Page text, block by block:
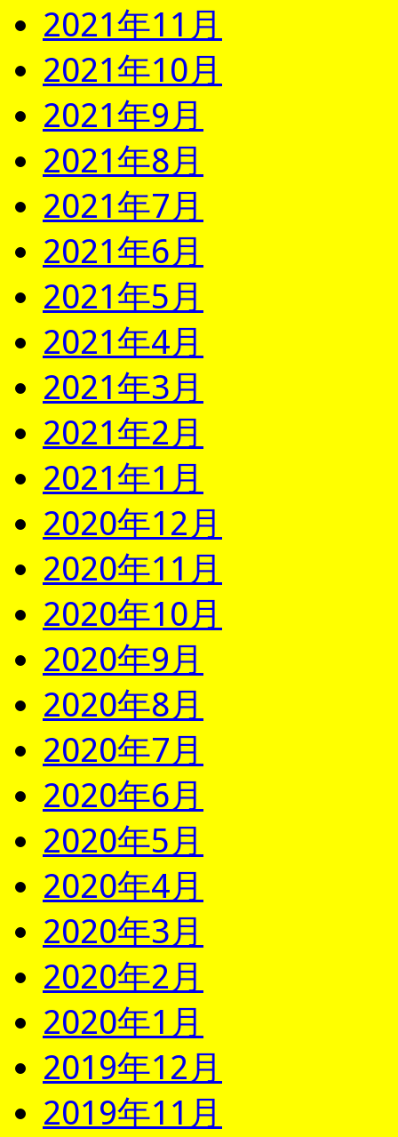
2021年11月
2021年10月
2021年9月
2021年8月
2021年7月
2021年6月
2021年5月
2021年4月
2021年3月
2021年2月
2021年1月
2020年12月
2020年11月
2020年10月
2020年9月
2020年8月
2020年7月
2020年6月
2020年5月
2020年4月
2020年3月
2020年2月
2020年1月
2019年12月
2019年11月